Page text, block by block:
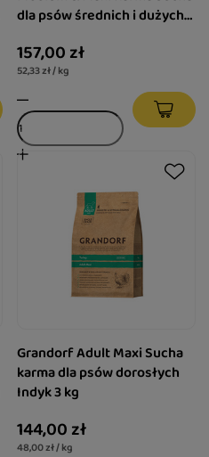
dla psów średnich i dużych
pokarmowym Indyk 3kg
157,00 zł
52,33 zł / kg
Grandorf Adult Maxi Sucha
karma dla psów dorosłych
Indyk 3 kg
144,00 zł
48,00 zł / kg